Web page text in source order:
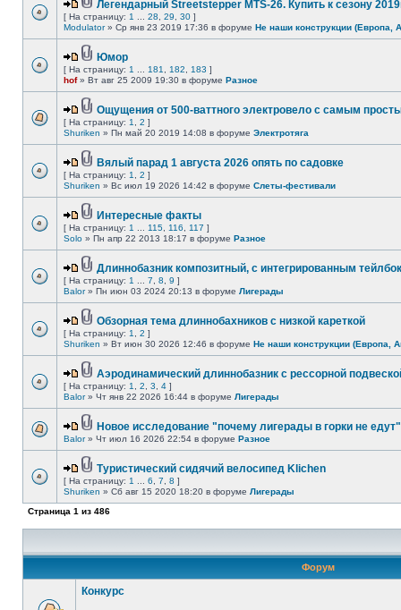
Легендарный Streetstepper MTS-26. Купить к сезону
[ На страницу: 1 28 29 30 ]
Modulator» Ср янв 23 2019 17:36 в форуме Не наши конструкции (Европа,
Юмор
[ На страницу: 1 181 182 183 ]
hof» Вт авг 25 2009 19:30 в форуме Разное
Ощущения от 500-ваттного электровело с самым
[ На страницу: 1 2 ]
Shuriken » Пн май 20 2019 14:08 в форуме Электротяга
Вялый парад 1 августа 2026 опять по садовке
[ На страницу: 1 2 ]
Shuriken » Вс июл 19 2026 14:42 в форуме Слеты-фестивали
Интересные факты
[ На страницу: 1 115 116 117 ]
Solo » Пн апр 22 2013 18:17 в форуме Разное
Длиннобазник композитный, с интегрированным
[ На страницу: 1 7 8 9 ]
Balor» Пн июн 03 2024 20:13 в форуме Лигерады
Обзорная тема длиннобахников с низкой кареткой
[ На страницу: 1 2 ]
Shuriken » Вт июн 30 2026 12:46 в форуме Не наши конструкции (Европа,
Аэродинамический длиннобазник с рессорной
[ На страницу: 1 2 3 4 ]
Balor» Чт янв 22 2026 16:44 в форуме Лигерады
Новое исследование "почему лигерады в горки не
Balor» Чт июл 16 2026 22:54 в форуме Разное
Туристический сидячий велосипед Klichen
[ На страницу: 1 6 7 8 ]
Shuriken » Сб авг 15 2020 18:20 в форуме Лигерады
Страница 1 из 486
Форум
Конкурс